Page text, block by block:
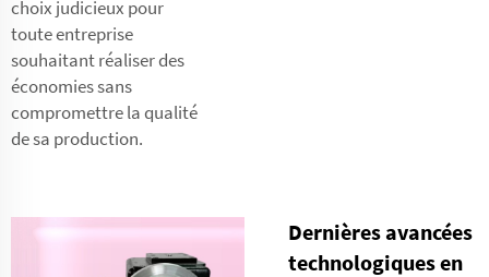
choix judicieux pour
toute entreprise
souhaitant réaliser des
économies sans
compromettre la qualité
de sa production.
Dernières avancées
technologiques en